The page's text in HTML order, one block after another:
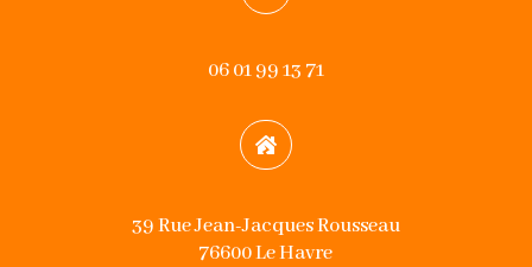
06 01 99 13 71

39 Rue Jean-Jacques Rousseau
76600 Le Havre